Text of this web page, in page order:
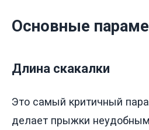
Основные
Длина скакалки
Это самый критичный
делает прыжки